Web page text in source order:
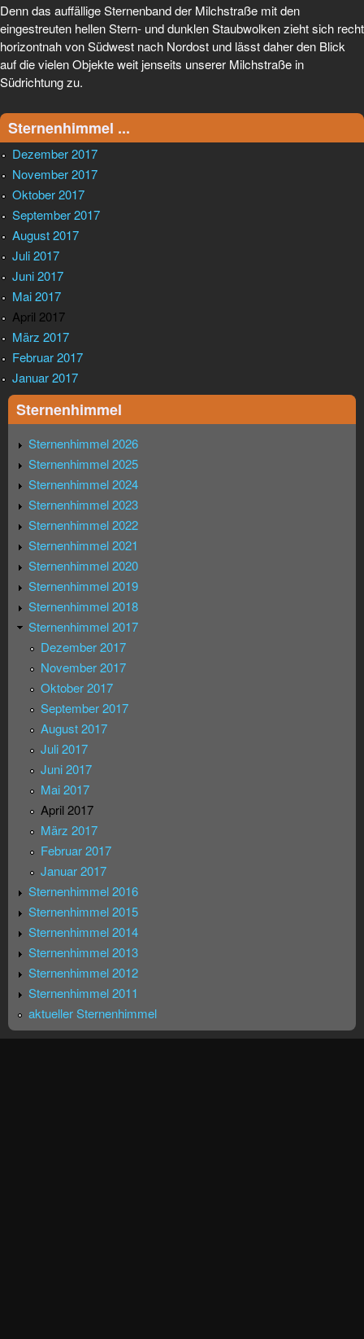
Denn das auffällige Sternenband der Milchstraße mit den
eingestreuten hellen Stern- und dunklen Staubwolken zieht sich recht
horizontnah von Südwest nach Nordost und lässt daher den Blick
auf die vielen Objekte weit jenseits unserer Milchstraße in
Südrichtung zu.
Sternenhimmel ...
Dezember 2017
November 2017
Oktober 2017
September 2017
August 2017
Juli 2017
Juni 2017
Mai 2017
April 2017
März 2017
Februar 2017
Januar 2017
Sternenhimmel
Sternenhimmel 2026
Sternenhimmel 2025
Sternenhimmel 2024
Sternenhimmel 2023
Sternenhimmel 2022
Sternenhimmel 2021
Sternenhimmel 2020
Sternenhimmel 2019
Sternenhimmel 2018
Sternenhimmel 2017
Dezember 2017
November 2017
Oktober 2017
September 2017
August 2017
Juli 2017
Juni 2017
Mai 2017
April 2017
März 2017
Februar 2017
Januar 2017
Sternenhimmel 2016
Sternenhimmel 2015
Sternenhimmel 2014
Sternenhimmel 2013
Sternenhimmel 2012
Sternenhimmel 2011
aktueller Sternenhimmel